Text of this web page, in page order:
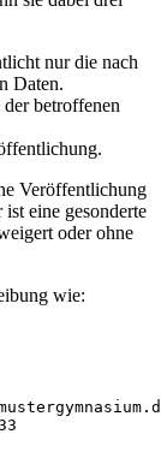
nur die nach
Daten.
betroffenen
Veröffentlichung
eine gesonderte
oder ohne
wie: